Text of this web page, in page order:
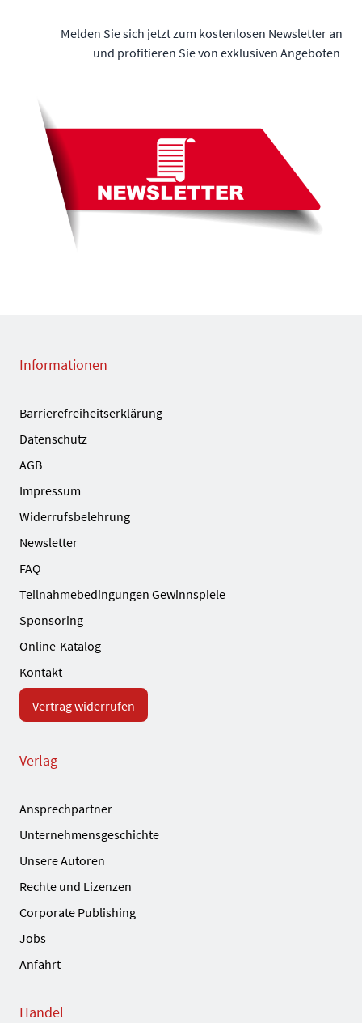
Melden Sie sich jetzt zum kostenlosen Newsletter an
und profitieren Sie von exklusiven Angeboten
Informationen
Barrierefreiheitserklärung
Datenschutz
AGB
Impressum
Widerrufsbelehrung
Newsletter
FAQ
Teilnahmebedingungen Gewinnspiele
Sponsoring
Online-Katalog
Kontakt
Vertrag widerrufen
Verlag
Ansprechpartner
Unternehmensgeschichte
Unsere Autoren
Rechte und Lizenzen
Corporate Publishing
Jobs
Anfahrt
Handel